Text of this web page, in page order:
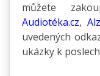
můžete
Audiotéka.cz,
uvedených
ukázky k